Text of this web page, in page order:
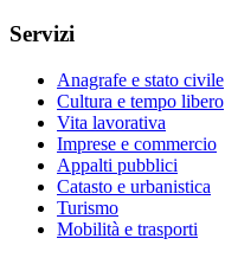
Servizi
Anagrafe e stato civile
Cultura e tempo libero
Vita lavorativa
Imprese e commercio
Appalti pubblici
Catasto e urbanistica
Turismo
Mobilità e trasporti